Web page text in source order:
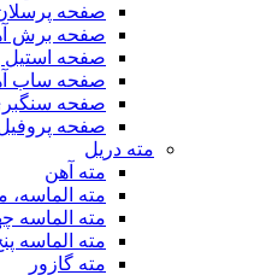
صفحه پرسلان
صفحه برش
صفحه استیل
صفحه ساب
صفحه
صفحه پروفیل
مته دریل
مته آهن
مته الماسه،
مته الماسه
مته الماسه
مته گازور